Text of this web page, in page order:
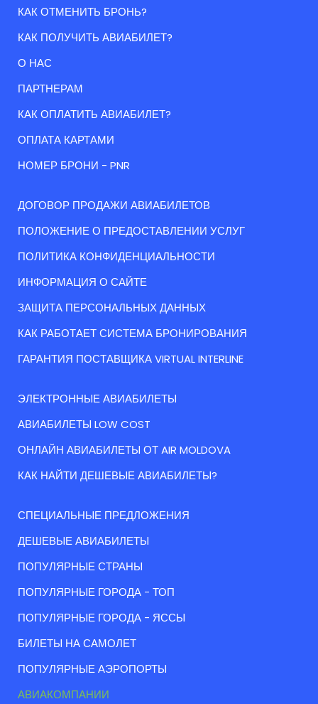
КАК ОТМЕНИТЬ БРОНЬ?
КАК ПОЛУЧИТЬ АВИАБИЛЕТ?
О НАС
ПАРТНЕРАМ
КАК ОПЛАТИТЬ АВИАБИЛЕТ?
ОПЛАТА КАРТАМИ
НОМЕР БРОНИ - PNR
ДОГОВОР ПРОДАЖИ АВИАБИЛЕТОВ
ПОЛОЖЕНИЕ О ПРЕДОСТАВЛЕНИИ УСЛУГ
ПОЛИТИКА КОНФИДЕНЦИАЛЬНОСТИ
ИНФОРМАЦИЯ О САЙТЕ
ЗАЩИТА ПЕРСОНАЛЬНЫХ ДАННЫХ
КАК РАБОТАЕТ СИСТЕМА БРОНИРОВАНИЯ
ГАРАНТИЯ ПОСТАВЩИКА VIRTUAL INTERLINE
ЭЛЕКТРОННЫЕ АВИАБИЛЕТЫ
АВИАБИЛЕТЫ LOW COST
ОНЛАЙН АВИАБИЛЕТЫ ОТ AIR MOLDOVA
КАК НАЙТИ ДЕШЕВЫЕ АВИАБИЛЕТЫ?
СПЕЦИАЛЬНЫЕ ПРЕДЛОЖЕНИЯ
ДЕШЕВЫЕ АВИАБИЛЕТЫ
ПОПУЛЯРНЫЕ СТРАНЫ
ПОПУЛЯРНЫЕ ГОРОДА - ТОП
ПОПУЛЯРНЫЕ ГОРОДА - ЯССЫ
БИЛЕТЫ НА САМОЛЕТ
ПОПУЛЯРНЫЕ АЭРОПОРТЫ
АВИАКОМПАНИИ